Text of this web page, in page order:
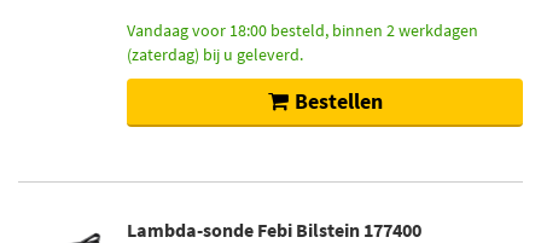
Vandaag voor 18:00 besteld, binnen 2 werkdagen
(zaterdag) bij u geleverd.
Bestellen
Lambda-sonde Febi Bilstein 177400